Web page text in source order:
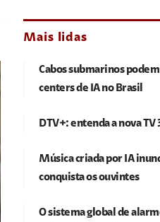
Mais lidas
Cabos submarinos
centers de IA no Brasil
DTV+: entenda a nova TV
Música criada por IA
conquista os ouvintes
O sistema global de